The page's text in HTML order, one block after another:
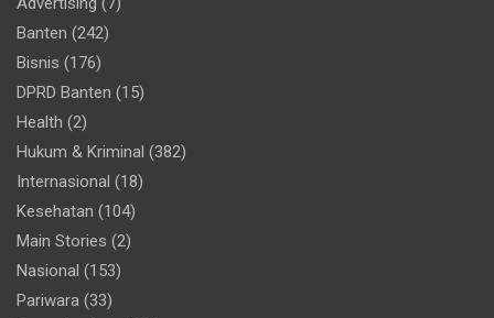
Banten (242)
Bisnis (176)
DPRD Banten (15)
Health (2)
Hukum & Kriminal (382)
Internasional (18)
Kesehatan (104)
Main Stories (2)
Nasional (153)
Pariwara (33)